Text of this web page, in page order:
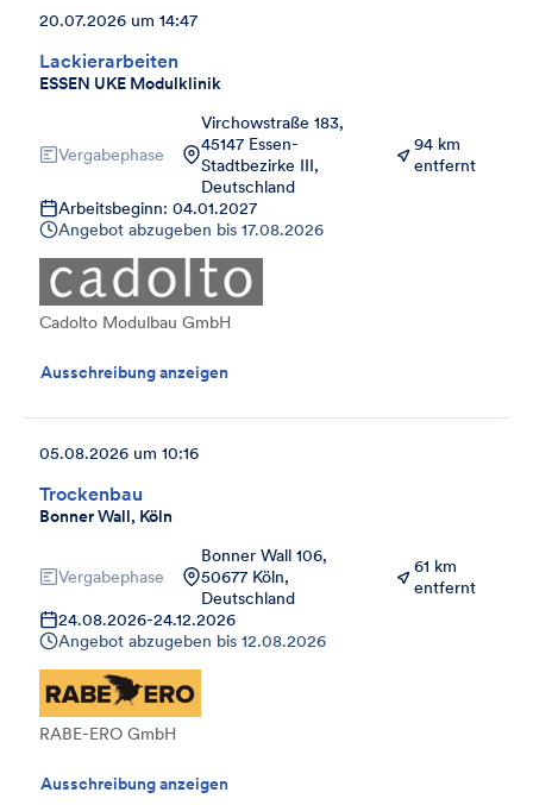
Lackierarbeiten
ESSEN UKE Modulklinik
20.07.2026 um 14:47
Vergabephase
Virchowstraße 183,
45147 Essen-
Stadtbezirke III,
Deutschland
94 km
entfernt
Arbeitsbeginn: 04.01.2027
Angebot abzugeben bis 17.08.2026
Cadolto Modulbau GmbH
Ausschreibung anzeigen
Trockenbau
Bonner Wall, Köln
05.08.2026 um 10:16
Vergabephase
Bonner Wall 106,
50677 Köln,
Deutschland
61 km
entfernt
24.08.2026-24.12.2026
Angebot abzugeben bis 12.08.2026
RABE-ERO GmbH
Ausschreibung anzeigen